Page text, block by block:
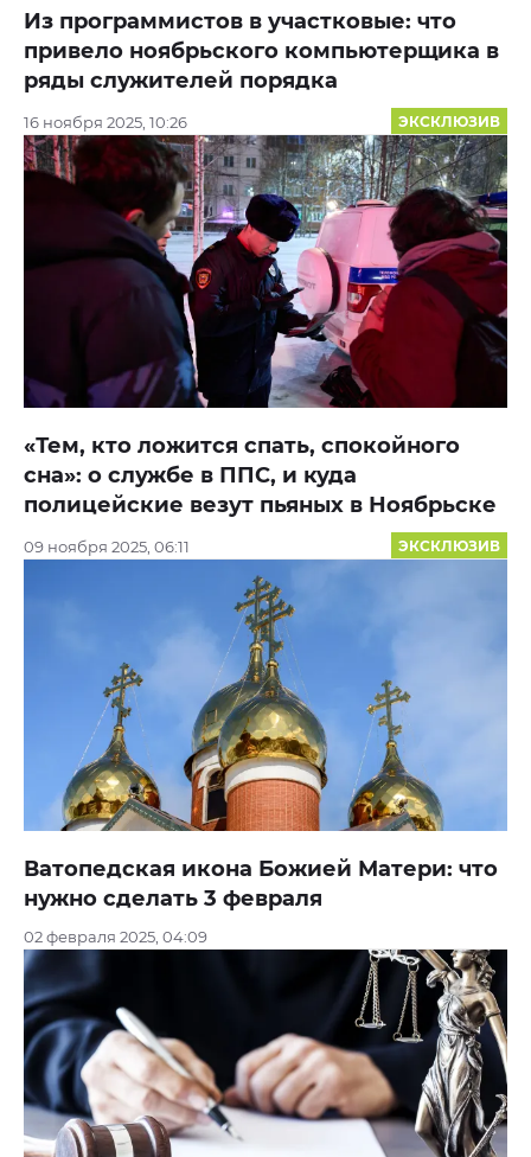
Из программистов в участковые: что
привело ноябрьского компьютерщика в
ряды служителей порядка
16 ноября 2025, 10:26 ЭКСКЛЮЗИВ
«Тем, кто ложится спать, спокойного
сна»: о службе в ППС, и куда
полицейские везут пьяных в Ноябрьске
09 ноября 2025, 06:11 ЭКСКЛЮЗИВ
Ватопедская икона Божией Матери: что
нужно сделать 3 февраля
02 февраля 2025, 04:09